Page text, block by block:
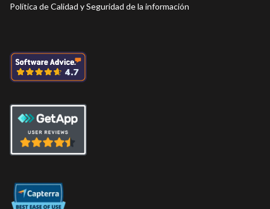
Política de Calidad y Seguridad de la información